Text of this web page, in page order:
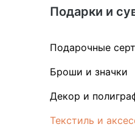
Подарки и
Подарочные
Броши и значки
Декор и
Текстиль и